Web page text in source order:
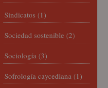
Sindicatos (1)
Sociedad sostenible (2)
Sociología (3)
Sofrología caycediana (1)